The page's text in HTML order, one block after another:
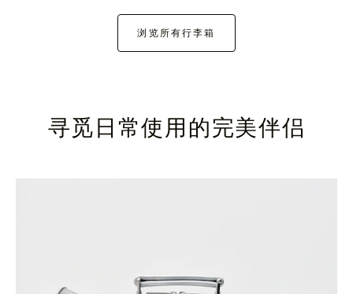
浏览所有行李箱
寻觅日常使用的完美伴侣